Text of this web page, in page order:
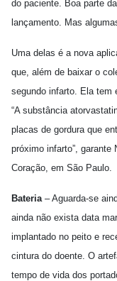
do paciente. Boa parte
lançamento. Mas
Uma delas é a nova
que, além de baixar o
segundo infarto. Ela tem
“A substância
placas de gordura que
próximo infarto”, garante
Coração, em São Paulo.
Bateria – Aguarda-se
ainda não exista data
implantado no peito e
cintura do doente. O
tempo de vida dos